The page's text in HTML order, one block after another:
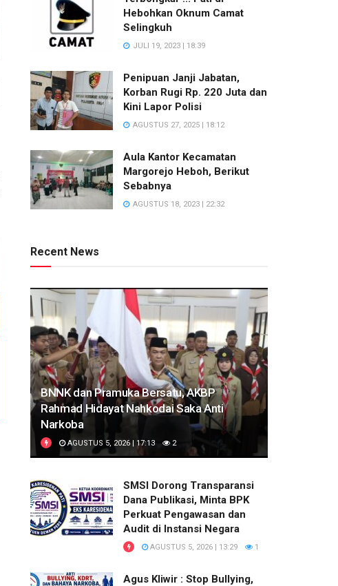
Hebohkan Oknum Camat
Selingkuh
JULI 19, 2023 | 18:39
Penipuan Janji Jabatan,
Korban Rugi Rp. 220 Juta dan
Kini Lapor Polisi
AGUSTUS 27, 2025 | 18:12
Aula Kantor Kecamatan
Margorejo Heboh, Berikut
Sebabnya
AGUSTUS 18, 2023 | 22:32
Recent News
BNNK dan Pramuka Bersatu, AKBP
Rahmad Hidayat Nahkodai Saka Anti
Narkoba
AGUSTUS 5, 2026 | 17:13 2
SMSI Dorong Transparansi
Dana Publikasi, Minta BPK
Perkuat Pengawasan dan
Audit di Instansi Negara
AGUSTUS 5, 2026 | 13:29 1
Agus Kliwir : Stop Bullying,